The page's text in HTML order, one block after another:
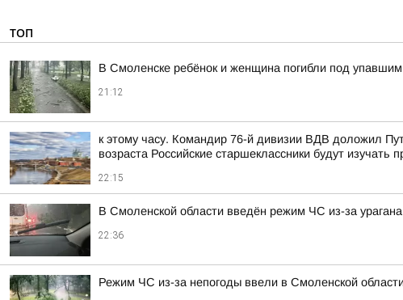
ТОП
В Смоленске ребёнок и женщина погибли под
21:12
к этому часу. Командир 76-й дивизии ВДВ доложил
возраста Российские старшеклассники будут изучать
22:15
В Смоленской области введён режим ЧС из-за урагана
22:36
Режим ЧС из-за непогоды ввели в Смоленской